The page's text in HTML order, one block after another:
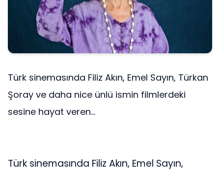
Türk sinemasında Filiz Akın, Emel Sayın, Türkan
Şoray ve daha nice ünlü ismin filmlerdeki
sesine hayat veren...
Türk sinemasında Filiz Akın, Emel Sayın,